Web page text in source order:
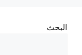
البحث